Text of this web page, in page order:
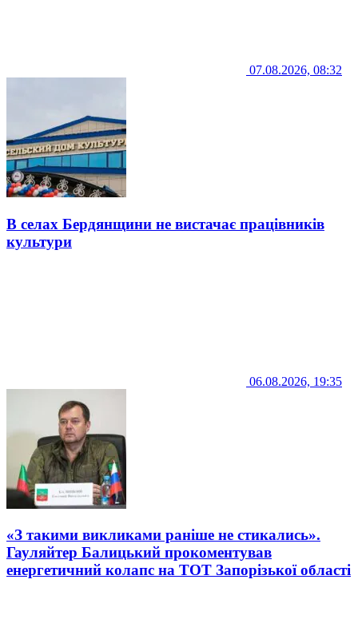
07.08.2026, 08:32
В селах Бердянщини не вистачає працівників
культури
06.08.2026, 19:35
«З такими викликами раніше не стикались».
Гауляйтер Балицький прокоментував
енергетичний колапс на ТОТ Запорізької області